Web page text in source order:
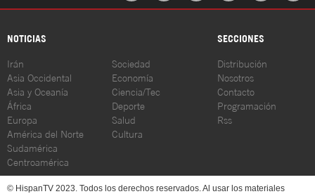
NOTICIAS SECCIONES
Irán
Asia Occidental
Asia y Oceanía
África
Europa
América del Norte
Sudamérica
Centroamérica
Sociedad
Economía
Ciencia/Tec
Deporte
Salud
Cultura
Distribución
Nosotros
Contacto
Programación
Rss
© HispanTV 2023. Todos los derechos reservados. Al usar los materiales